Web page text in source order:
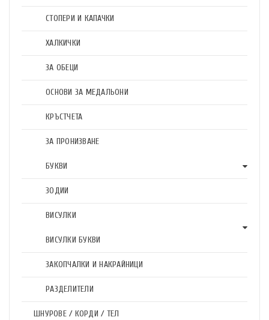
СТОПЕРИ И КАПАЧКИ
ХАЛКИЧКИ
ЗА ОБЕЦИ
ОСНОВИ ЗА МЕДАЛЬОНИ
КРЪСТЧЕТА
ЗА ПРОНИЗВАНЕ
БУКВИ
ЗОДИИ
ВИСУЛКИ
ВИСУЛКИ БУКВИ
ЗАКОПЧАЛКИ И НАКРАЙНИЦИ
РАЗДЕЛИТЕЛИ
ШНУРОВЕ / КОРДИ / ТЕЛ